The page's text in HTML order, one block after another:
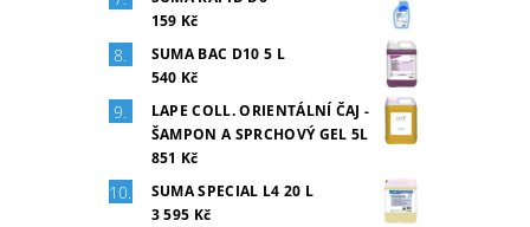
159 Kč
SUMA BAC D10 5 L
540 Kč
LAPE COLL. ORIENTÁLNÍ ČAJ -
ŠAMPON A SPRCHOVÝ GEL 5L
851 Kč
SUMA SPECIAL L4 20 L
3 595 Kč